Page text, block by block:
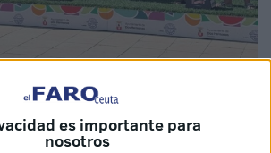
es importante para
nosotros